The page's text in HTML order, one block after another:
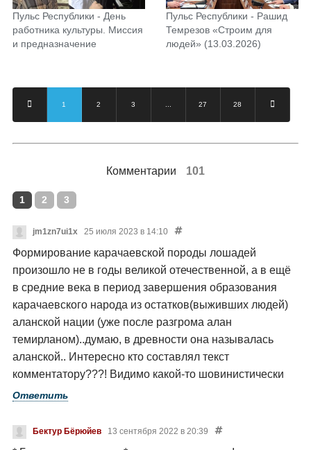
Пульс Республики - День
работника культуры. Миссия
и предназначение
Пульс Республики - Рашид
Темрезов «Строим для
людей» (13.03.2026)
1 2 3 27 28
Комментарии 101
1 2 3
jm1zn7ui1x 25 июля 2023 в 14:10
Формирование карачаевской породы лошадей
произошло не в годы великой отечественной, а в ещё
в средние века в период завершения образования
карачаевского народа из остатков(выживших людей)
аланской нации (уже после разгрома алан
темирланом)..думаю, в древности она называлась
аланской.. Интересно кто составлял текст
комментатору???! Видимо какой-то шовинистически
настроенный человечек..
Ответить
Бектур Бёрюйев 13 сентября 2022 в 20:39